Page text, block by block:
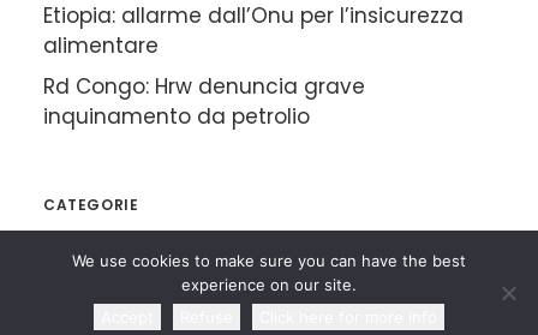
Etiopia: allarme dall’Onu per l’insicurezza
alimentare
Rd Congo: Hrw denuncia grave
inquinamento da petrolio
CATEGORIE
Rassegna Articoli
We use cookies to make sure you can have the best
experience on our site.